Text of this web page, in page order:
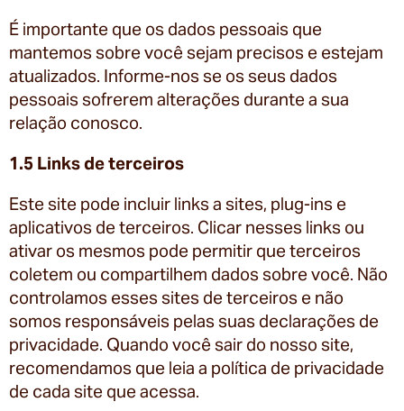
É importante que os dados pessoais que
mantemos sobre você sejam precisos e estejam
atualizados. Informe-nos se os seus dados
pessoais sofrerem alterações durante a sua
relação conosco.
1.5 Links de terceiros
Este site pode incluir links a sites, plug-ins e
aplicativos de terceiros. Clicar nesses links ou
ativar os mesmos pode permitir que terceiros
coletem ou compartilhem dados sobre você. Não
controlamos esses sites de terceiros e não
somos responsáveis pelas suas declarações de
privacidade. Quando você sair do nosso site,
recomendamos que leia a política de privacidade
de cada site que acessa.